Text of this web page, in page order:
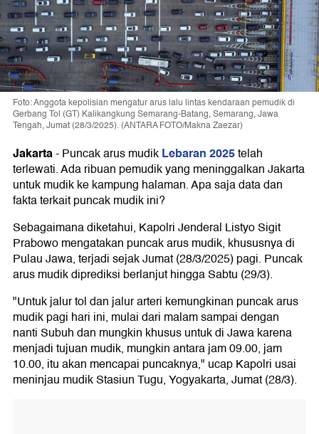
Foto: Anggota kepolisian mengatur arus lalu lintas kendaraan pemudik di
Gerbang Tol (GT) Kalikangkung Semarang-Batang, Semarang, Jawa
Tengah, Jumat (28/3/2025). (ANTARA FOTO/Makna Zaezar)
Jakarta-Puncak arus mudikLebaran 2025telah
terlewati. Ada ribuan pemudik yang meninggalkan Jakarta
untuk mudik ke kampung halaman. Apa saja data dan
fakta terkait puncak mudik ini?
Sebagaimana diketahui, Kapolri Jenderal Listyo Sigit
Prabowo mengatakan puncak arus mudik, khususnya di
Pulau Jawa, terjadi sejak Jumat (28/3/2025) pagi. Puncak
arus mudik diprediksi berlanjut hingga Sabtu (29/3).
"Untuk jalur tol dan jalur arteri kemungkinan puncak arus
mudik pagi hari ini, mulai dari malam sampai dengan
nanti Subuh dan mungkin khusus untuk di Jawa karena
menjadi tujuan mudik, mungkin antara jam 09.00, jam
10.00, itu akan mencapai puncaknya," ucap Kapolri usai
meninjau mudik Stasiun Tugu, Yogyakarta, Jumat (28/3).